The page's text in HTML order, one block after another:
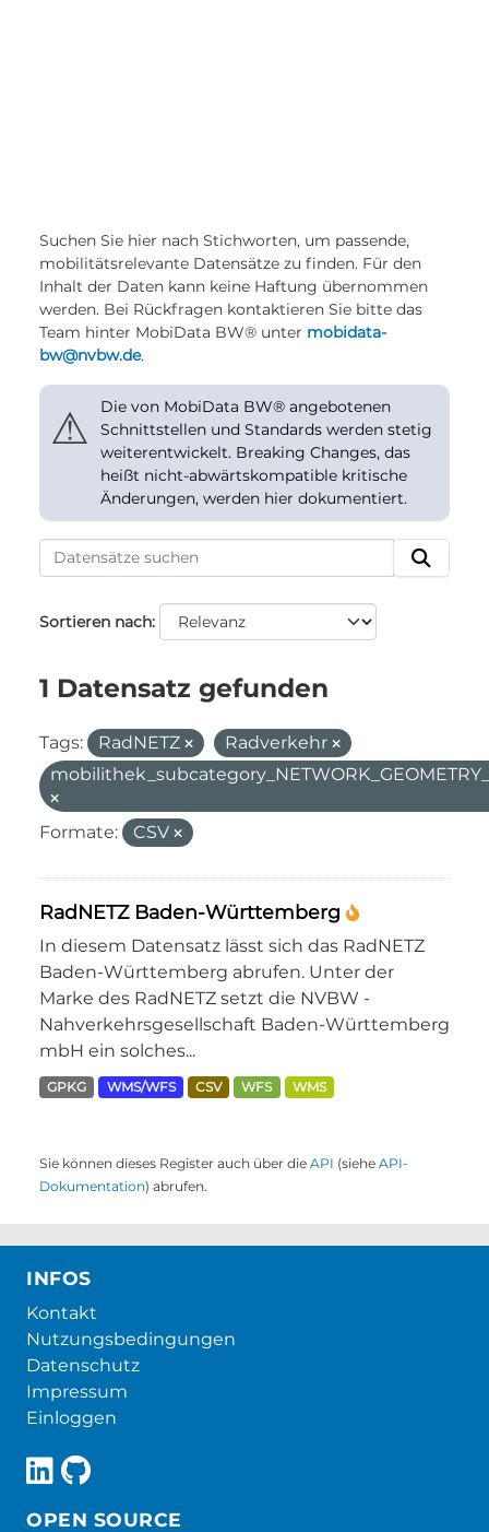
Suchen Sie hier nach Stichworten, um passende,
mobilitätsrelevante Datensätze zu finden. Für den
Inhalt der Daten kann keine Haftung übernommen
werden. Bei Rückfragen kontaktieren Sie bitte das
Team hinter MobiData BW® unter mobidata-
bw@nvbw.de.
⚠
Die von MobiData BW® angebotenen
Schnittstellen und Standards werden stetig
weiterentwickelt. Breaking Changes, das
heißt nicht-abwärtskompatible kritische
Änderungen, werden hier dokumentiert.
Sortieren nach
1 Datensatz gefunden
Tags: RadNETZ
Radverkehr
Formate: CSV
RadNETZ Baden-Württemberg
In diesem Datensatz lässt sich das RadNETZ
Baden-Württemberg abrufen. Unter der
Marke des RadNETZ setzt die NVBW -
Nahverkehrsgesellschaft Baden-Württemberg
mbH ein solches...
GPKG WMS/WFS CSV WFS WMS
Sie können dieses Register auch über die API (siehe API-
Dokumentation) abrufen.
INFOS
Kontakt
Nutzungsbedingungen
Datenschutz
Impressum
Einloggen
OPEN SOURCE